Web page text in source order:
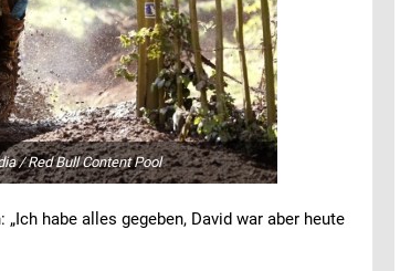
/ Red Bull Content Pool
habe alles gegeben, David war aber heute